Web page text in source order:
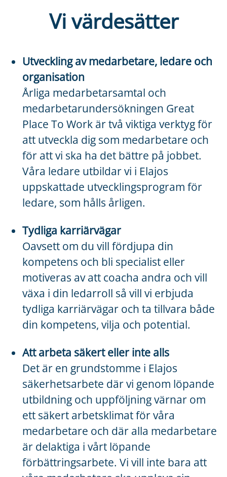
Vi värdesätter
Utveckling av medarbetare, ledare och
organisation
Årliga medarbetarsamtal och
medarbetarundersökningen Great
Place To Work är två viktiga verktyg för
att utveckla dig som medarbetare och
för att vi ska ha det bättre på jobbet.
Våra ledare utbildar vi i Elajos
uppskattade utvecklingsprogram för
ledare, som hålls årligen.
Tydliga karriärvägar
Oavsett om du vill fördjupa din
kompetens och bli specialist eller
motiveras av att coacha andra och vill
växa i din ledarroll så vill vi erbjuda
tydliga karriärvägar och ta tillvara både
din kompetens, vilja och potential.
Att arbeta säkert eller inte alls
Det är en grundstomme i Elajos
säkerhetsarbete där vi genom löpande
utbildning och uppföljning värnar om
ett säkert arbetsklimat för våra
medarbetare och där alla medarbetare
är delaktiga i vårt löpande
förbättringsarbete. Vi vill inte bara att